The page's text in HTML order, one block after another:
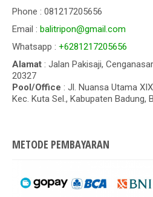
Phone : 081217205656
Email : balitripon@gmail.com
Whatsapp : +6281217205656
Alamat : Jalan Pakisaji,
20327
Pool/Office : Jl. Nuansa Utama
Kec. Kuta Sel., Kabupaten Badung,
METODE PEMBAYARAN